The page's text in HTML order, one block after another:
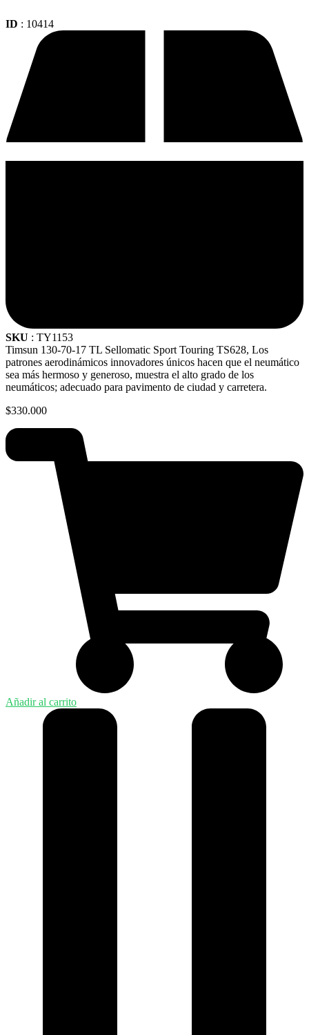
ID : 10414
SKU : TY1153
Timsun 130-70-17 TL Sellomatic Sport Touring TS628, Los
patrones aerodinámicos innovadores únicos hacen que el neumático
sea más hermoso y generoso, muestra el alto grado de los
neumáticos; adecuado para pavimento de ciudad y carretera.
$330.000
Añadir al carrito